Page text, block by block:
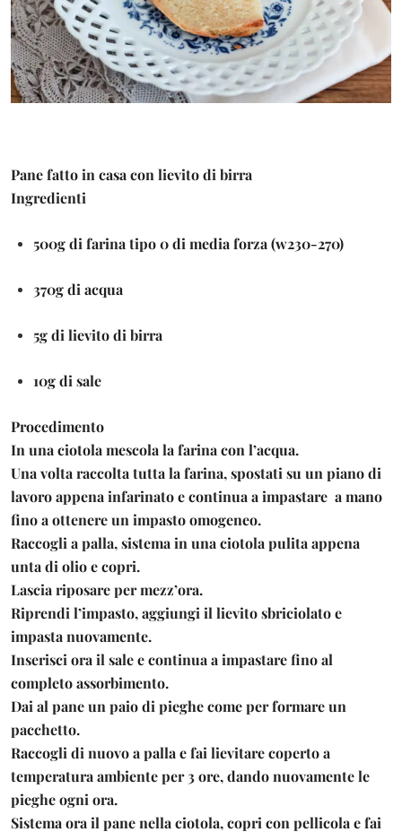
Pane fatto in casa con lievito di birra
Ingredienti
500g di farina tipo 0 di media forza (w230-270)
370g di acqua
5g di lievito di birra
10g di sale
Procedimento
In una ciotola mescola la farina con l’acqua.
Una volta raccolta tutta la farina, spostati su un piano di
lavoro appena infarinato e continua a impastare a mano
fino a ottenere un impasto omogeneo.
Raccogli a palla, sistema in una ciotola pulita appena
unta di olio e copri.
Lascia riposare per mezz’ora.
Riprendi l’impasto, aggiungi il lievito sbriciolato e
impasta nuovamente.
Inserisci ora il sale e continua a impastare fino al
completo assorbimento.
Dai al pane un paio di pieghe come per formare un
pacchetto.
Raccogli di nuovo a palla e fai lievitare coperto a
temperatura ambiente per 3 ore, dando nuovamente le
pieghe ogni ora.
Sistema ora il pane nella ciotola, copri con pellicola e fai